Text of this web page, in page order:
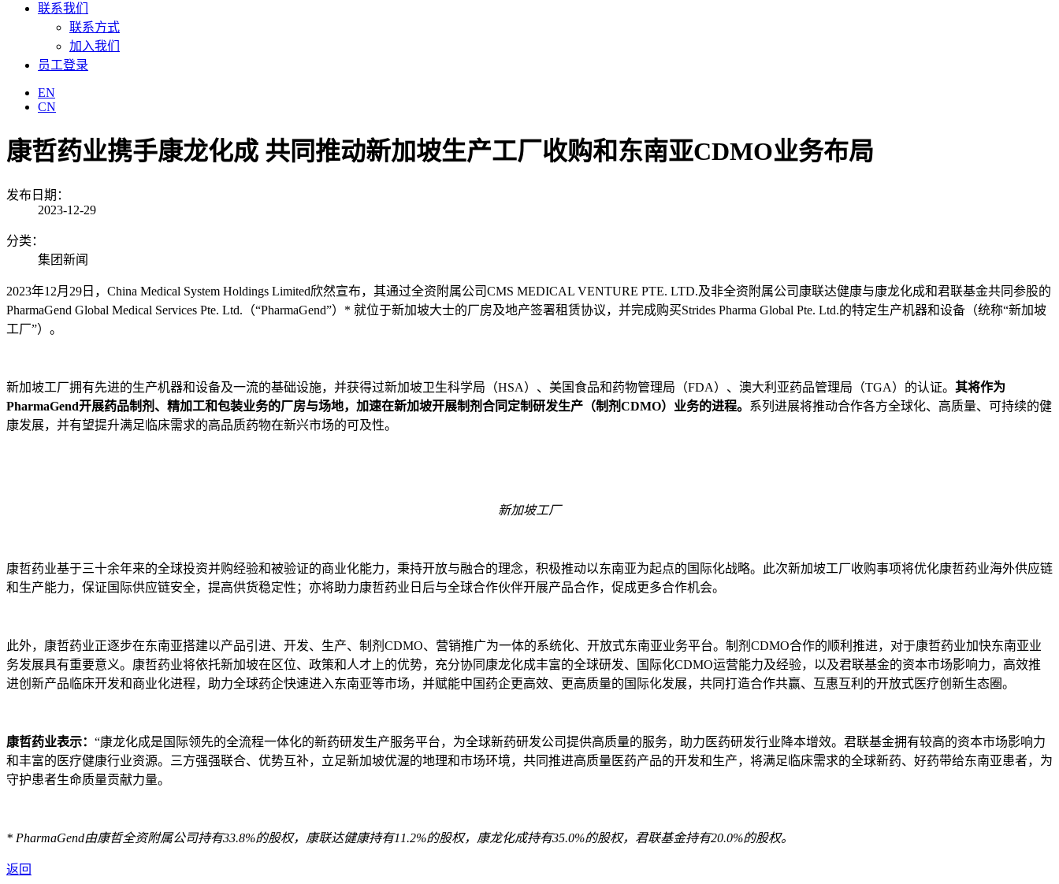
联系我们
联系方式
加入我们
员工登录
EN
CN
康哲药业携手康龙化成 共同推动新加坡生产工厂收购和东南亚CDMO业务布局
发布日期：
2023-12-29
分类：
集团新闻
2023年12月29 日， China Medical System Holdings Limited欣然宣布，其通过全资附属公司CMS MEDICAL VENTURE PTE. LTD.及非全资附属公司康联达健康与康龙化成和君联基金共同参股的
PharmaGend Global Medical Services Pte. Ltd. （“PharmaGend”） * 就位于新加坡大士的厂房及地产签署租赁协议，并完成购买Strides Pharma Global Pte. Ltd.的特定生产机器和设备 （统称“新加坡
工厂”）。
新加坡工厂拥有先进的生产机器和设备及一流的基础设施，并获得过新加坡卫生科学局（HSA）、美国食品和药物管理局（FDA）、澳大利亚药品管理局（TGA）的认证。 其将作为
PharmaGend开展药品制剂、精加工和包装业务的厂房与场地，加速在新加坡开展制剂合同定制研发生产（制剂CDMO）业务的进程。 系列进展将推动合作各方全球化、高质量、可持续的健
康发展，并有望提升满足临床需求的高品质药物在新兴市场的可及性。
新加坡工厂
康哲药业基于三十余年来的全球投资并购经验和被验证的商业化能力，秉持开放与融合的理念，积极推动以东南亚为起点的国际化战略。此次新加坡工厂收购事项将优化康哲药业海外供应链
和生产能力，保证 国际供应链安全，提高供货稳定性； 亦将助力康哲药业日后与全球合作伙伴开展产品合作，促成更多合作机会。
此外，康哲药业正逐步在东南亚搭建以产品引进、开发、生产、制剂CDMO、营销推广为一体的系统化、开放式东南亚业务平台。制剂CDMO合作的顺利推进，对于康哲药业加快东南亚业
务发展具有重要意义。康哲药业将依托新加坡在区位、政策和人才上的优势，充分协同康龙化成丰富的全球研发、国际化CDMO运营能力及经验，以及君联基金的资本市场影响力，高效推
进创新产品临床开发和商业化进程，助力全球药企快速进入东南亚等市场，并赋能中国药企更高效、更高质量的国际化发展，共同打造合作共赢、互惠互利的开放式医疗创新生态圈。
康哲药业表示： “康龙化成是国际领先的全流程一体化的新药研发生产服务平台，为全球新药研发公司提供高质量的服务，助力医药研发行业降本增效。君联基金拥有较高的资本市场影响力
和丰富的医疗健康行业资源。三方强强联合、优势互补，立足新加坡优渥的地理和市场环境，共同推进高质量医药产品的开发和生产，将满足临床需求的全球新药、好药带给东南亚患者，为
守护患者生命质量贡献力量。
* PharmaGend由康哲全资附属公司持有33.8%的股权，康联达健康持有11.2%的股权，康龙化成持有35.0%的股权，君联基金持有20.0%的股权。
返回